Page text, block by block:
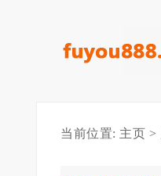
当前位置: 主页 >